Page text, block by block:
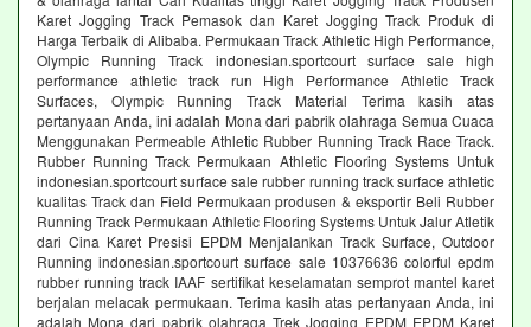
Karet Jogging Track Pemasok dan Karet Jogging Track Produk di
Harga Terbaik di Alibaba. Permukaan Track Athletic High Performance,
Olympic Running Track indonesian.sportcourt surface sale high
performance athletic track run High Performance Athletic Track
Surfaces, Olympic Running Track Material Terima kasih atas
pertanyaan Anda, ini adalah Mona dari pabrik olahraga Semua Cuaca
Menggunakan Permeable Athletic Rubber Running Track Race Track.
Rubber Running Track Permukaan Athletic Flooring Systems Untuk
indonesian.sportcourt surface sale rubber running track surface athletic
kualitas Track dan Field Permukaan produsen & eksportir Beli Rubber
Running Track Permukaan Athletic Flooring Systems Untuk Jalur Atletik
dari Cina Karet Presisi EPDM Menjalankan Track Surface, Outdoor
Running indonesian.sportcourt surface sale 10376636 colorful epdm
rubber running track IAAF sertifikat keselamatan semprot mantel karet
berjalan melacak permukaan. Terima kasih atas pertanyaan Anda, ini
adalah Mona dari pabrik olahraga Trek Jogging EPDM EPDM Karet